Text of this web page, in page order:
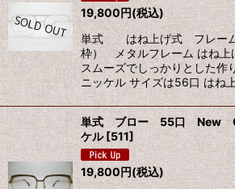
19,800円(税込)
単式 はね上げ式 フレーム
枠） メタルフレーム はね上
スムーズでしっかりとした
ニッケル サイズは56口 はね
単式 ブロー 55口 New
ケル[511]
19,800円(税込)